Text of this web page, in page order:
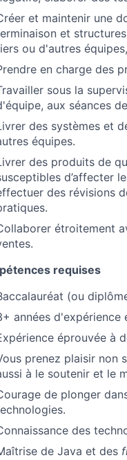
et maintenir une
et
ou d'autres
en charge des
sous la
aux séances de
des systèmes et
équipes.
des produits de
d’affecter
des révisions
étroitement
requises
(ou
années d'expérience
éprouvée à
prenez plaisir non
à le soutenir et le
de plonger
des
de Java et des